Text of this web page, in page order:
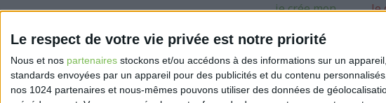
Le respect de votre vie privée est notre priorité
Nous et nos partenaires stockons et/ou accédons à des informations sur un
standards envoyées par un appareil pour des publicités et du contenu
nos 1024 partenaires et nous-mêmes pouvons utiliser des données de
je crée mon
Je sécurise mon
activité